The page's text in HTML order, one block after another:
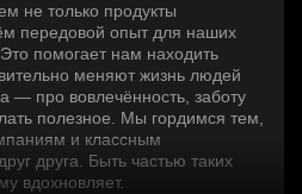
не только продукты
передовой опыт для наших
помогает нам находить
меняют жизнь людей
— про вовлечённость, заботу
полезное. Мы гордимся тем,
и классным
друга. Быть частью таких
вдохновляет.